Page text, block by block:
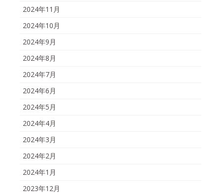
2024年11月
2024年10月
2024年9月
2024年8月
2024年7月
2024年6月
2024年5月
2024年4月
2024年3月
2024年2月
2024年1月
2023年12月